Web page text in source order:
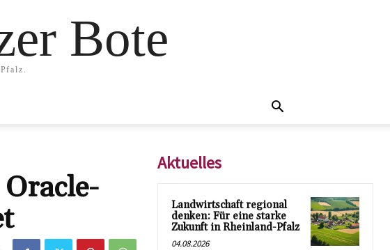
Bote
Aktuelles
Landwirtschaft regional
denken: Für eine starke
Zukunft in Rheinland-Pfalz
04.08.2026